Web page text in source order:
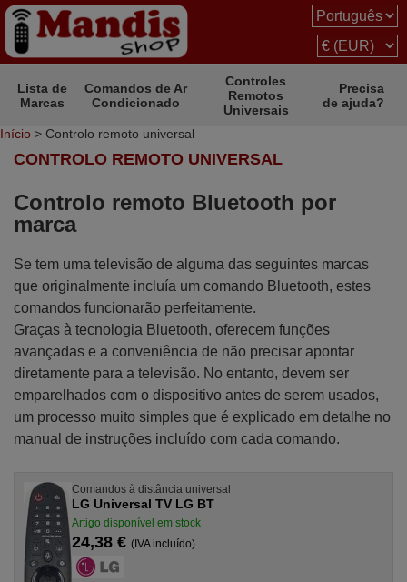
Lista de
Marcas
Comandos de Ar
Condicionado
Controles
Remotos
Universais
Precisa
de ajuda?
Início > Controlo remoto universal
CONTROLO REMOTO UNIVERSAL
Controlo remoto Bluetooth por
marca
Se tem uma televisão de alguma das seguintes marcas
que originalmente incluía um comando Bluetooth, estes
comandos funcionarão perfeitamente.
Graças à tecnologia Bluetooth, oferecem funções
avançadas e a conveniência de não precisar apontar
diretamente para a televisão. No entanto, devem ser
emparelhados com o dispositivo antes de serem usados,
um processo muito simples que é explicado em detalhe no
manual de instruções incluído com cada comando.
Comandos à distância universal
LG Universal TV LG BT
Artigo disponível em stock
24,38 € (IVA incluído)